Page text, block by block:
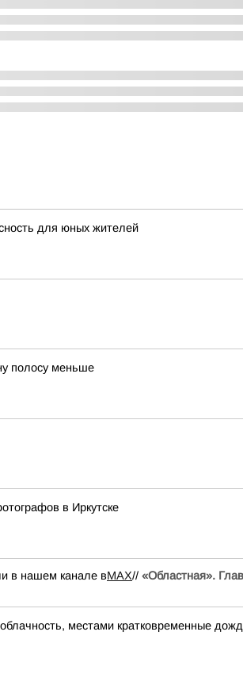
для юных жителей
полосу меньше
в Иркутске
в нашем канале вMAX// «Областная».
местами кратковременные